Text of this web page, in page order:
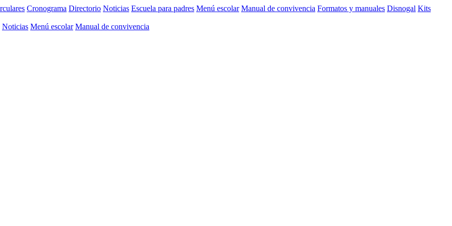
Cronograma Directorio Noticias Escuela para padres Menú escolar Manual de convivencia Formatos y manuales Disnogal Kits
Noticias Menú escolar Manual de convivencia